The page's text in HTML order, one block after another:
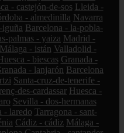
- castejón-de-sos Lleida -
- almedinilla Navarra
iguña Barcelona - la-pobla-
palmas - yaiza Madrid -
Málaga - istán Valladolid -
- biescas Granada -
- lanjarón Barcelona
Santa-cruz-de-tenerife -
des-cardassar Huesca -
Sevilla - dos-hermanas
- laredo Tarragona - sant-
Cádiz - cádiz Málaga -